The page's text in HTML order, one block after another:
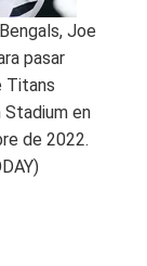
Joe
pasar
Titans
Stadium en
de 2022.